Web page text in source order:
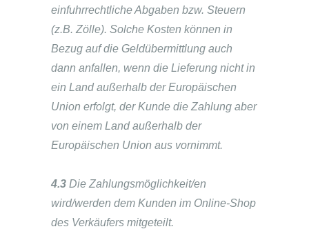
einfuhrrechtliche Abgaben bzw. Steuern
(z.B. Zölle). Solche Kosten können in
Bezug auf die Geldübermittlung auch
dann anfallen, wenn die Lieferung nicht in
ein Land außerhalb der Europäischen
Union erfolgt, der Kunde die Zahlung aber
von einem Land außerhalb der
Europäischen Union aus vornimmt.
4.3 Die Zahlungsmöglichkeit/en
wird/werden dem Kunden im Online-Shop
des Verkäufers mitgeteilt.